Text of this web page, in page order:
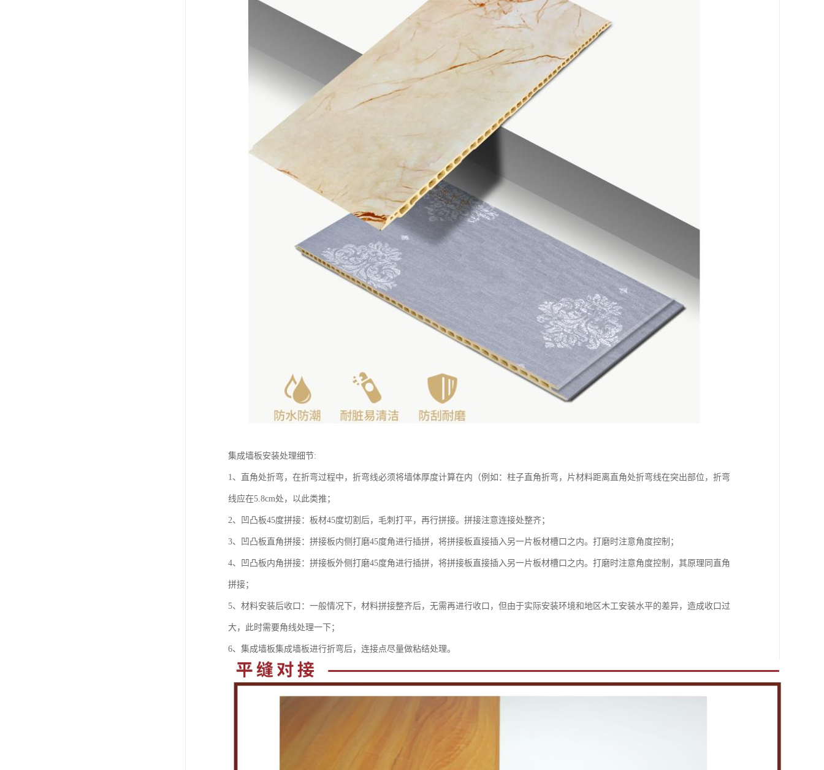
集成墙板安装处理细节:
1、直角处折弯，在折弯过程中，折弯线必须将墙体厚度计算在内（例如：柱子直角折弯，片材料距离直角处折弯线在突出部位，折弯
线应在5.8cm处，以此类推；
2、凹凸板45度拼接：板材45度切割后，毛刺打平，再行拼接。拼接注意连接处整齐；
3、凹凸板直角拼接：拼接板内侧打磨45度角进行插拼，将拼接板直接插入另一片板材槽口之内。打磨时注意角度控制；
4、凹凸板内角拼接：拼接板外侧打磨45度角进行插拼，将拼接板直接插入另一片板材槽口之内。打磨时注意角度控制，其原理同直角
拼接；
5、材料安装后收口：一般情况下，材料拼接整齐后，无需再进行收口，但由于实际安装环境和地区木工安装水平的差异，造成收口过
大，此时需要角线处理一下；
6、集成墙板集成墙板进行折弯后，连接点尽量做粘结处理。